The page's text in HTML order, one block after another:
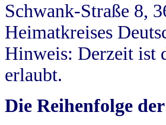
Schwank-Straße 8,
Heimatkreises
Hinweis: Derzeit ist
erlaubt.
Die Reihenfolge